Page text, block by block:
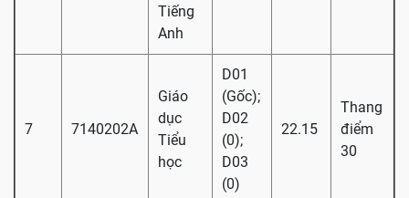
Tiếng
Anh
7 7140202A
Giáo
dục
Tiểu
học
D01
(Gốc);
D02
(0);
D03
(0)
22.15
Thang
điểm
30